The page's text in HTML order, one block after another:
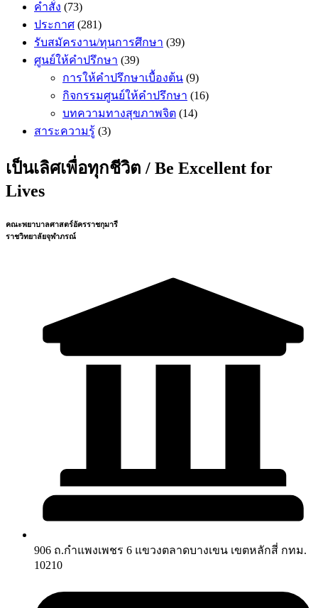
คำสั่ง (73)
ประกาศ (281)
รับสมัครงาน/ทุนการศึกษา (39)
ศูนย์ให้คำปรึกษา (39)
การให้คำปรึกษาเบื้องต้น (9)
กิจกรรมศูนย์ให้คำปรึกษา (16)
บทความทางสุขภาพจิต (14)
สาระความรู้ (3)
เป็นเลิศเพื่อทุกชีวิต / Be Excellent for
Lives
คณะพยาบาลศาสตร์อัครราชกุมารี
ราชวิทยาลัยจุฬาภรณ์
906 ถ.กำแพงเพชร 6 แขวงตลาดบางเขน เขตหลักสี่ กทม.
10210